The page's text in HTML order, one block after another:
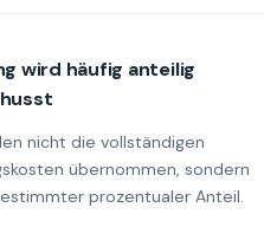
wird häufig anteilig
nicht die vollständigen
übernommen, sondern
prozentualer Anteil.